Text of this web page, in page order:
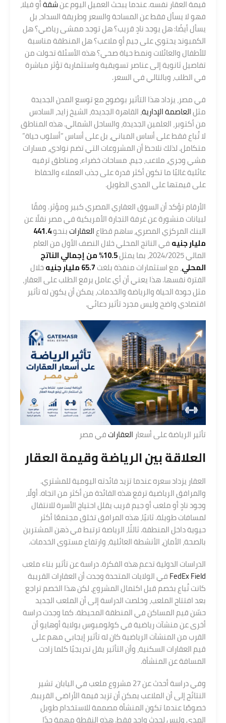
قيمة العقار نفسه. عندما يبحث العميل اليوم عنشقةأو فيلا،
فهو لا يسأل فقط عن المساحة والسعر وطريقة السداد، بل
يسأل أيضًا: هل يوجد نادٍ قريب؟ هل توجد ممشى رياضي؟ هل
الكمبوند يحتوي على جيم أو ملاعب؟ هل المنطقة مناسبة
للأطفال والعائلات ونمط حياة صحي؟ هذه الأسئلة تحولت من
تفاصيل ثانوية إلى عناصر تسويقية واستثمارية تؤثر مباشرة
في الطلب، وبالتالي في السعر.
في مصر، يزداد هذا التأثير بوضوح مع توسع المدن الجديدة
مثلالعاصمة الإدارية، القاهرة الجديدة، الشيخ زايد، السادس
من أكتوبر، العلمين الجديدة، والساحل الشمالي. هذه المناطق
لا تُباع فقط على أساس المباني، بل على أساس “أسلوب حياة”
متكامل. لذلك نلاحظ أن المشروعات التي تضم نوادي، مسارات
مشي وجري، ملاعب، جيم، مساحات خضراء، ومناطق ترفيه
عائلية غالبًا ما تكون أكثر قدرة على جذب العملاء والحفاظ
على قيمتها على المدى الطويل.
الأرقام تؤكد أن السوق العقاري المصري كبير ومؤثر. وفقًا
لبيانات منشورة عن غرفة التجارة الأمريكية في مصر نقلًا عن
البنك المركزي المصري، ساهم قطاعالعقاراتبنحو441.4
مليار جنيهفي الناتج المحلي خلال النصف الأول من العام
المالي 2024/2025، بما يمثل
10.5% من إجمالي الناتج
المحلي، مع استثمارات منفذة بلغت65.7 مليار جنيه
خلال
الفترة نفسها. هذا يعني أن أي عامل يرفع الطلب على العقار،
مثل جودة الحياة والرياضة والخدمات، يمكن أن يكون له تأثير
اقتصادي واضح وليس مجرد تأثير دعائي.
تأثير الرياضة على أسعار العقاراتفي مصر
العلاقة بين الرياضة وقيمة العقار
العقار يزداد سعره عندما تزيد فائدته اليومية للمشتري.
والمرافق الرياضية ترفع هذه الفائدة من أكثر من اتجاه. أولًا،
وجود نادٍ أو ملعب أو جيم قريب يقلل احتياج الأسرة للانتقال
لمسافات طويلة. ثانيًا، هذه المرافق تخلق مجتمعًا أكثر
حيوية داخل المنطقة. ثالثًا، الرياضة ترتبط في ذهن المشترين
بالصحة، الأمان، الأنشطة العائلية، وارتفاع مستوى الخدمات.
الدراسات الدولية تدعم هذه الفكرة. دراسة عن تأثير بناء ملعب
FedEx Fieldفي الولايات المتحدة وجدت أن العقارات القريبة
كانت تُباع بخصم قبل اكتمال المشروع، لكن هذا الخصم تراجع
بعد افتتاح الملعب، وخلصت الدراسة إلى أن الملعب الجديد
حسّن قيم المساكن في المنطقة المحيطة. كما وجدت دراسة
أخرى عن منشآت رياضية في كولومبوس بولاية أوهايو أن
القرب من المنشآت الرياضية كان له تأثير إيجابي مهم على
قيم العقارات السكنية، وأن التأثير يقل تدريجيًا كلما زادت
المسافة عن المنشأة.
وفي دراسة أحدث عن 27 مشروع ملعب في اليابان، تشير
النتائج إلى أن الملاعب يمكن أن تزيد قيمة الأراضي القريبة،
خصوصًا عندما تكون المنشأة مصممة للاستخدام طويل
المدى وليس لحدث واحد فقط. هذه النقطة مهمة جدًا